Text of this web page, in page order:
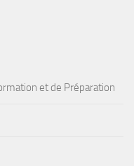
et de Préparation